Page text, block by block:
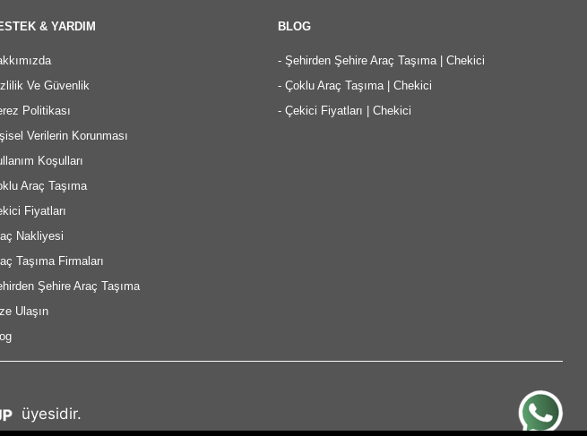
& YARDIM
Ve Güvenlik
Politikası
Verilerin Korunması
Koşulları
Araç Taşıma
Fiyatları
Nakliyesi
Taşıma Firmaları
Şehire Araç Taşıma
Ulaşın
BLOG
- Şehirden Şehire Araç Taşıma | Chekici
- Çoklu Araç Taşıma | Chekici
- Çekici Fiyatları | Chekici
üyesidir.